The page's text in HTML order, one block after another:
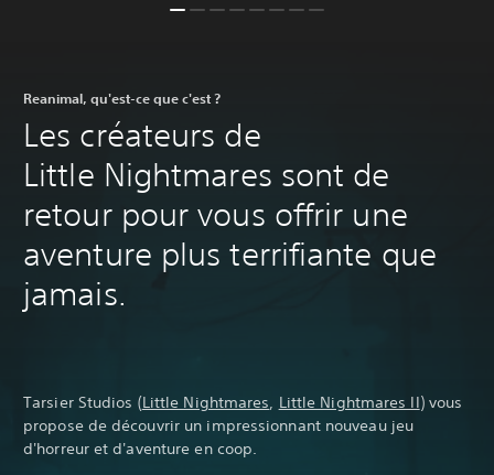
Reanimal, qu'est-ce que c'est ?
Les créateurs de
Little Nightmares sont de
retour pour vous offrir une
aventure plus terrifiante que
jamais.
Tarsier Studios (Little Nightmares Little Nightmares II) vous
propose de découvrir un impressionnant nouveau jeu
d'horreur et d'aventure en coop.